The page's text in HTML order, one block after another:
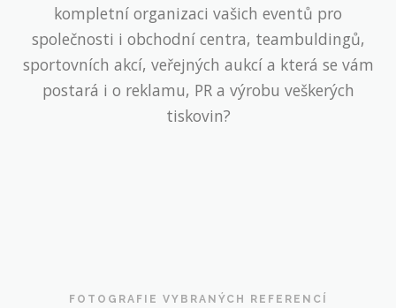
kompletní organizaci vašich eventů pro
společnosti i obchodní centra, teambuldingů,
sportovních akcí, veřejných aukcí a která se vám
postará i o reklamu, PR a výrobu veškerých
tiskovin?
FOTOGRAFIE VYBRANÝCH REFERENCÍ